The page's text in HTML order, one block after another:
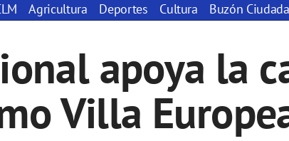
Agricultura Deportes Cultura Buzón
apoya la
Villa